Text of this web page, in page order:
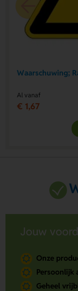
Waarschuwing;
Al vanaf
€ 1,67
Jouw
Onze
Persoonlijk
Geheel